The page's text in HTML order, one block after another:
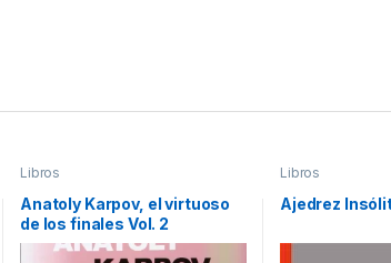
Libros
Anatoly Karpov, el virtuoso
de los finales Vol. 2
Libros
Ajedrez